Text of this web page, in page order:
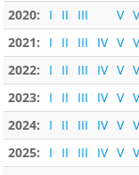
2020:
I II III V
2021:
I II III IV V
2022:
I II III IV V
2023:
I II III IV V
2024:
I II III IV V
2025:
I II III IV V